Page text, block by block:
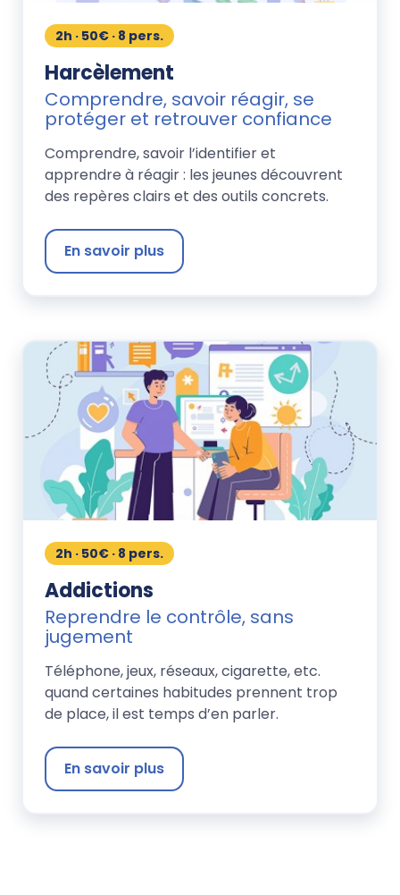
2h · 50€ · 8 pers.
Harcèlement
Comprendre, savoir réagir, se
protéger et retrouver confiance
Comprendre, savoir l’identifier et
apprendre à réagir : les jeunes découvrent
des repères clairs et des outils concrets.
En savoir plus
2h · 50€ · 8 pers.
Addictions
Reprendre le contrôle, sans
jugement
Téléphone, jeux, réseaux, cigarette, etc.
quand certaines habitudes prennent trop
de place, il est temps d’en parler.
En savoir plus